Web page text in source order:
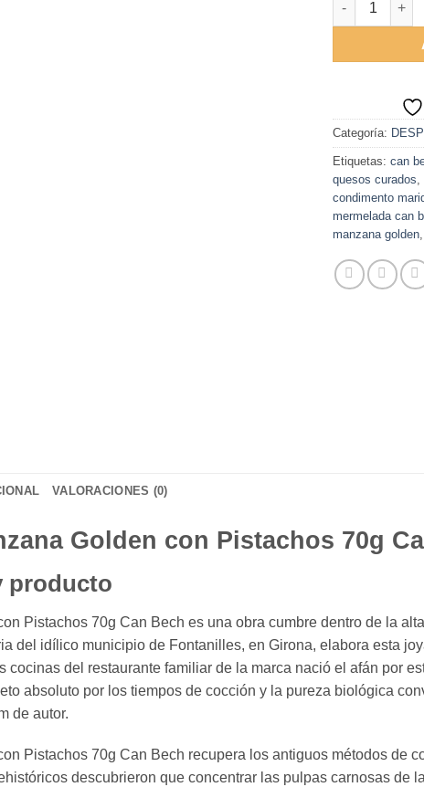
Categoría:
Etiquetas: can
quesos curados
condimento
mermelada can
manzana golden
VALORACIONES (0)
Golden con Pistachos 70g
producto
Pistachos 70g Can Bech es una obra cumbre dentro de la
del idílico municipio de Fontanilles, en Girona, elabora esta
cocinas del restaurante familiar de la marca nació el afán por
absoluto por los tiempos de cocción y la pureza biológica
de autor.
Pistachos 70g Can Bech recupera los antiguos métodos de
descubrieron que concentrar las pulpas carnosas de